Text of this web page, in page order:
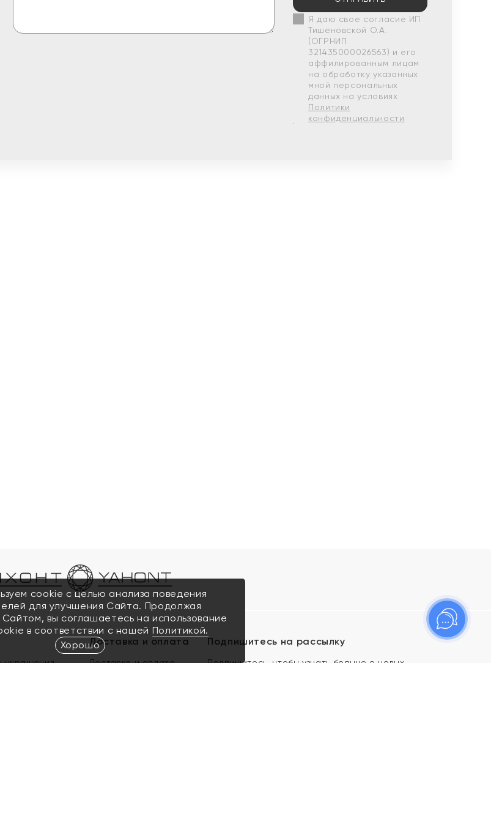
Я даю свое согласие ИП
Тишеновской О.А.
(ОГРНИП
321435000026563) и его
аффилированным лицам
на обработку указанных
мной персональных
данных на условиях
Политики
конфиденциальности
украшения
Доставка и оплата
Доставка и оплата
Подпишитесь на рассылку
Подпишитесь, чтобы узнать больше о новых
cookie с целью анализа поведения
для улучшения Сайта. Продолжая
Сайтом, вы соглашаетесь на использование
в соответствии с нашей Политикой.
Хорошо